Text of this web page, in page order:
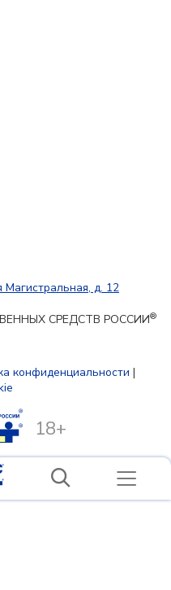
Магистральная, д. 12
СРЕДСТВ РОССИИ®
конфиденциальности |
18+